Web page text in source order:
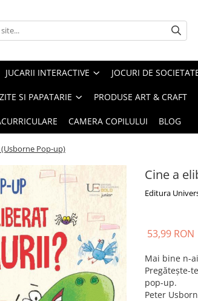
JUCARII INTERACTIVE JOCURI DE
SI PAPATARIE PRODUSE ART & CRAFT
CAMERA COPILULUI BLOG
Pop-up)
Cine a
Editura
53,99 RON
Mai bine n-
Pregătește-
pop-up.
Peter